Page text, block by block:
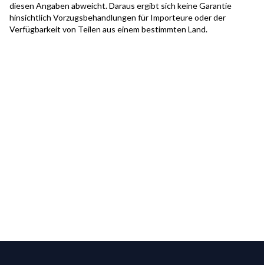
diesen Angaben abweicht. Daraus ergibt sich keine Garantie
hinsichtlich Vorzugsbehandlungen für Importeure oder der
Verfügbarkeit von Teilen aus einem bestimmten Land.